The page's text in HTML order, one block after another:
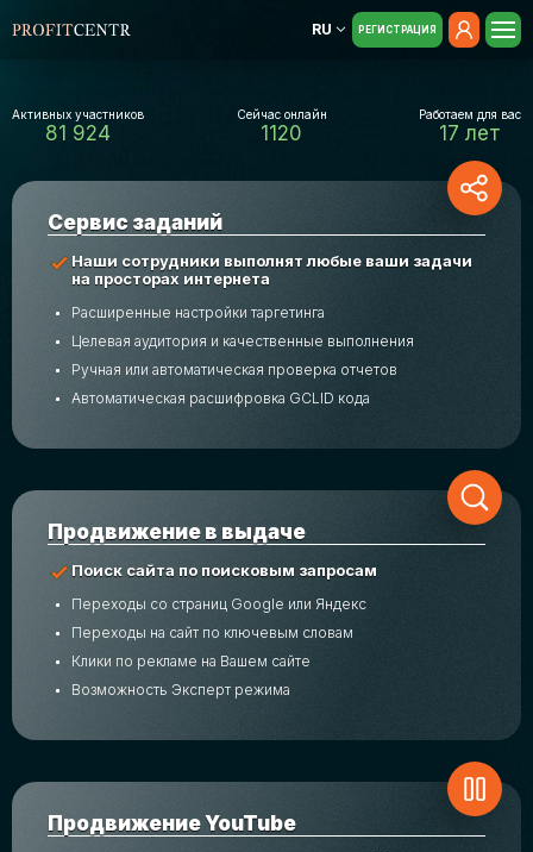
RU РЕГИСТРАЦИЯ
Активных участников
81 924
Сейчас онлайн
1120
Работаем для вас
17 лет
Cервис заданий
Наши сотрудники выполнят любые ваши задачи
на просторах интернета
Расширенные настройки таргетинга
Целевая аудитория и качественные выполнения
Ручная или автоматическая проверка отчетов
Автоматическая расшифровка GCLID кода
Продвижение в выдаче
Поиск сайта по поисковым запросам
Переходы со страниц Google или Яндекс
Переходы на сайт по ключевым словам
Клики по рекламе на Вашем сайте
Возможность Эксперт режима
Продвижение YouTube